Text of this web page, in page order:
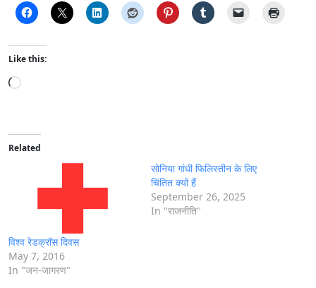
Like this:
L
d
i
Related
विश्व रेडक्रॉस दिवस
May 7, 2016
In "जन-जागरण"
सोनिया गांधी फिलिस्तीन के लिए
चिंतित क्यों हैं
September 26, 2025
In "राजनीति"